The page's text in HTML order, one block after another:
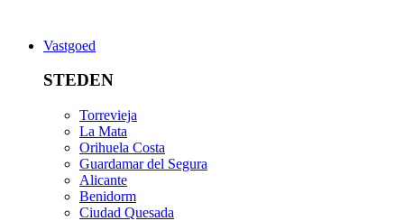
Vastgoed
STEDEN
Torrevieja
La Mata
Orihuela Costa
Guardamar del Segura
Alicante
Benidorm
Ciudad Quesada